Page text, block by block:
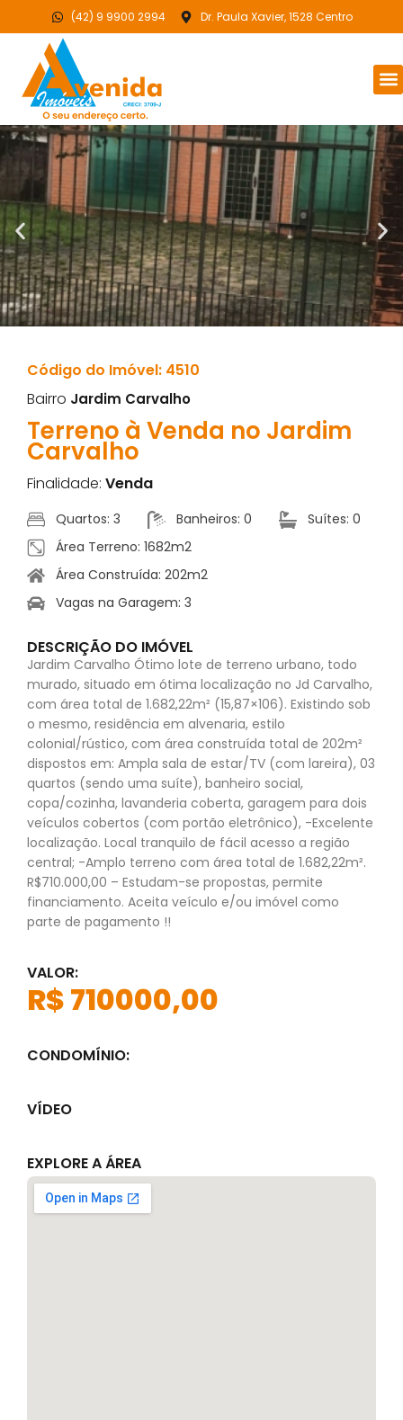
(42) 9 9900 2994 Dr. Paula Xavier, 1528 Centro
Código do Imóvel: 4510
Bairro Jardim Carvalho
Terreno à Venda no Jardim
Carvalho
Finalidade: Venda
Quartos: 3 Banheiros: 0
Suítes: 0
Área Terreno: 1682m2
Área Construída: 202m2
Vagas na Garagem: 3
DESCRIÇÃO DO IMÓVEL
Jardim Carvalho Ótimo lote de terreno urbano, todo
murado, situado em ótima localização no Jd Carvalho,
com área total de 1.682,22m² (15,87×106). Existindo sob
o mesmo, residência em alvenaria, estilo
colonial/rústico, com área construída total de 202m²
dispostos em: Ampla sala de estar/TV (com lareira), 03
quartos (sendo uma suíte), banheiro social,
copa/cozinha, lavanderia coberta, garagem para dois
veículos cobertos (com portão eletrônico), -Excelente
localização. Local tranquilo de fácil acesso a região
central; -Amplo terreno com área total de 1.682,22m².
R$710.000,00 – Estudam-se propostas, permite
financiamento. Aceita veículo e/ou imóvel como
parte de pagamento !!
VALOR:
R$ 710000,00
CONDOMÍNIO:
VÍDEO
EXPLORE A ÁREA